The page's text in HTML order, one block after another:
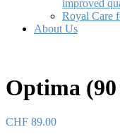
improved
Royal Care
About Us
Optima
CHF 89.00